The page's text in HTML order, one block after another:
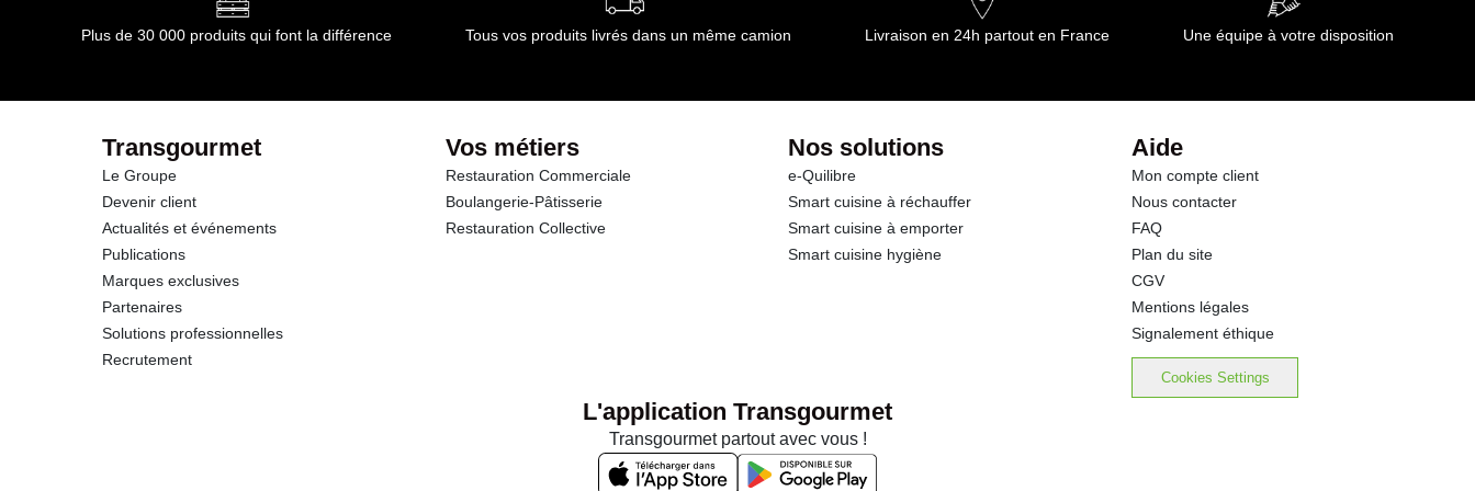
Plus de 30 000 produits qui font la différence Tous vos produits livrés dans un même camion Livraison en 24h partout en France Une équipe à votre disposition
Transgourmet
Le Groupe
Devenir client
Actualités et événements
Publications
Marques exclusives
Partenaires
Solutions professionnelles
Recrutement
Vos métiers
Restauration Commerciale
Boulangerie-Pâtisserie
Restauration Collective
Nos solutions
e-Quilibre
Smart cuisine à réchauffer
Smart cuisine à emporter
Smart cuisine hygiène
Aide
Mon compte client
Nous contacter
FAQ
Plan du site
CGV
Mentions légales
Signalement éthique
Cookies Settings
L'application Transgourmet
Transgourmet partout avec vous !